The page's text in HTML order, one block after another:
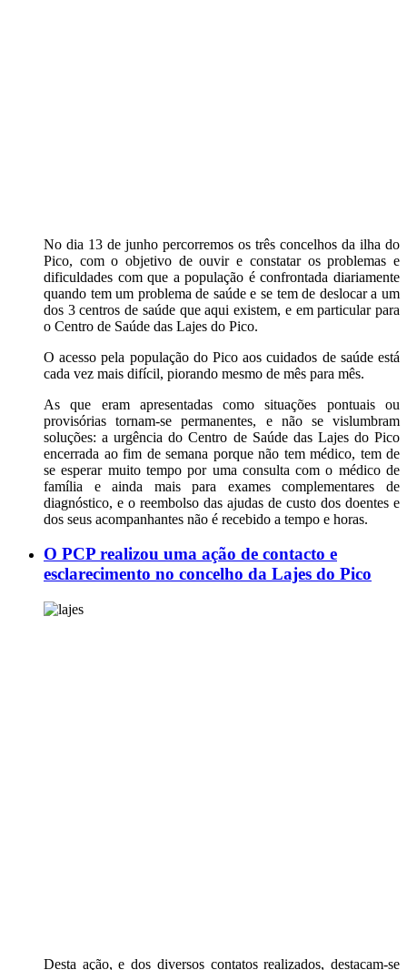
No dia 13 de junho percorremos os três concelhos da ilha do
Pico, com o objetivo de ouvir e constatar os problemas e
dificuldades com que a população é confrontada diariamente
quando tem um problema de saúde e se tem de deslocar a um
dos 3 centros de saúde que aqui existem, e em particular para
o Centro de Saúde das Lajes do Pico.
O acesso pela população do Pico aos cuidados de saúde está
cada vez mais difícil, piorando mesmo de mês para mês.
As que eram apresentadas como situações pontuais ou
provisórias tornam-se permanentes, e não se vislumbram
soluções: a urgência do Centro de Saúde das Lajes do Pico
encerrada ao fim de semana porque não tem médico, tem de
se esperar muito tempo por uma consulta com o médico de
família e ainda mais para exames complementares de
diagnóstico, e o reembolso das ajudas de custo dos doentes e
dos seus acompanhantes não é recebido a tempo e horas.
O PCP realizou uma ação de contacto e
esclarecimento no concelho da Lajes do Pico
Desta ação, e dos diversos contatos realizados, destacam-se